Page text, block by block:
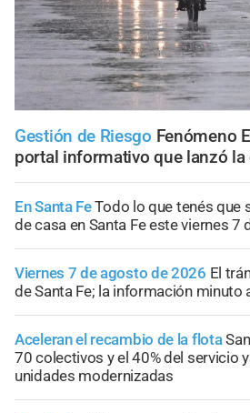
Gestión de Riesgo Fenómeno
portal informativo que lanzó la
En Santa FeTodo lo que tenés que
de casa en Santa Fe este viernes 7
Viernes 7 de agosto de 2026 El
de Santa Fe; la información minuto
Aceleran el recambio de la flota
70 colectivos y el 40% del servicio
unidades modernizadas